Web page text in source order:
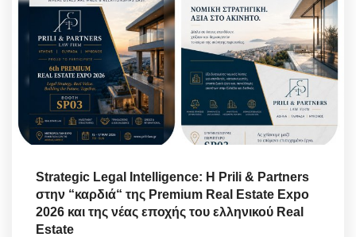
Strategic Legal Intelligence: Η Prili & Partners
στην “καρδιά“ της Premium Real Estate Expo
2026 και της νέας εποχής του ελληνικού Real
Estate